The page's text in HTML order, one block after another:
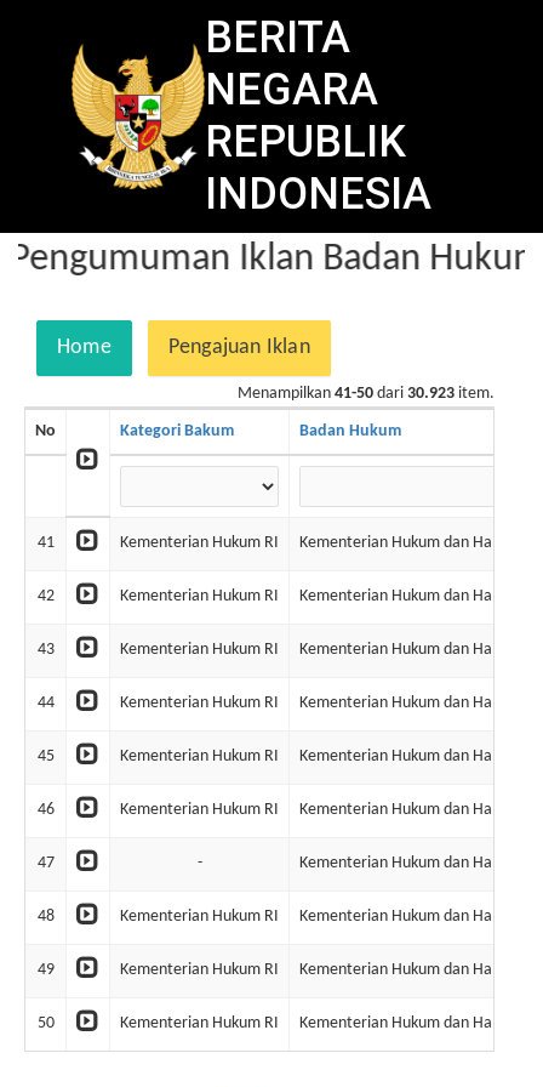
BERITA
NEGARA
REPUBLIK
INDONESIA
Pengumuman Iklan Badan
Home Pengajuan Iklan
Menampilkan 41-50 dari 30.923 item.
No Kategori Bakum Badan Hukum
41 Kementerian Hukum RI Kementerian Hukum dan Ham RI
42 Kementerian Hukum RI Kementerian Hukum dan Ham RI
43 Kementerian Hukum RI Kementerian Hukum dan Ham RI
44 Kementerian Hukum RI Kementerian Hukum dan Ham RI
45 Kementerian Hukum RI Kementerian Hukum dan Ham RI
46 Kementerian Hukum RI Kementerian Hukum dan Ham RI
47 - Kementerian Hukum dan Ham RI
48 Kementerian Hukum RI Kementerian Hukum dan Ham RI
49 Kementerian Hukum RI Kementerian Hukum dan Ham RI
50 Kementerian Hukum RI Kementerian Hukum dan Ham RI